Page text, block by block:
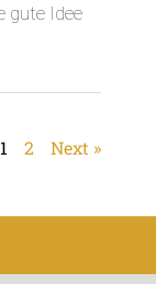
gute Idee
1 2 Next »